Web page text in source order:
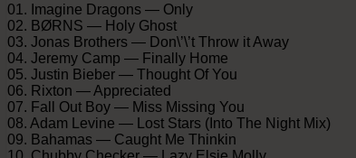
01. Imagine Dragons — Only
02. BØRNS — Holy Ghost
03. Jonas Brothers — Don\’\’t Throw it Away
04. Jeremy Camp — Finally Home
05. Justin Bieber — Thought Of You
06. Rixton — Appreciated
07. Fall Out Boy — Miss Missing You
08. Adam Levine — Lost Stars (Into The Night Mix)
09. Bahamas — Caught Me Thinkin